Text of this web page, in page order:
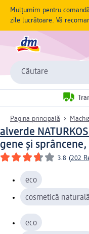
Mulțumim pentru
zile lucrătoare. Vă
Căutare
Pagina principală
alverde
gene și
3.8 (202
eco
cosmetică naturală
eco